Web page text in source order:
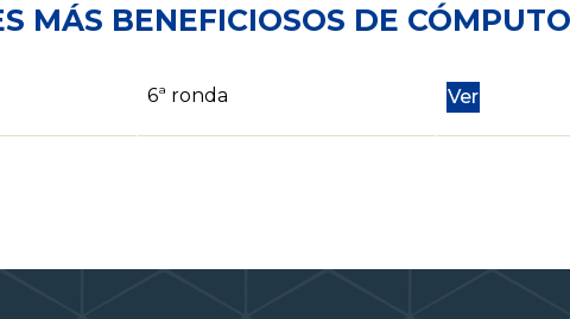
MÁS BENEFICIOSOS DE CÓMPUTO
6ª ronda Ver